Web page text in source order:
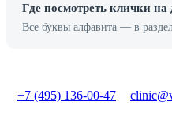
Где посмотреть клички на
Все буквы алфавита — в
+7 (495) 136-00-47